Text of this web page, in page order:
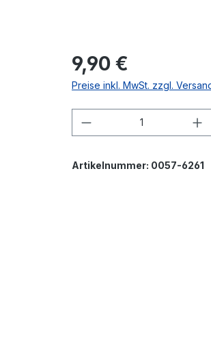
Regulärer Preis:
9,90 €
Preise inkl. MwSt. zzgl.
Produkt Anzahl:
Artikelnummer: 0057-6261